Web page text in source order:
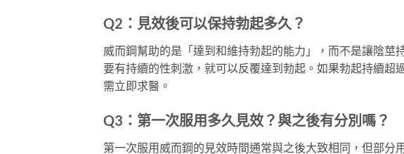
Q2：見效後可以保持勃起多久？
威而鋼幫助的是「達到和維持勃起的能力」，而不是讓陰莖
要有持續的性刺激，就可以反覆達到勃起。如果勃起持續超
需立即求醫。
Q3：第一次服用多久見效？與之後有分別嗎？
第一次服用威而鋼的見效時間通常與之後大致相同，但部分